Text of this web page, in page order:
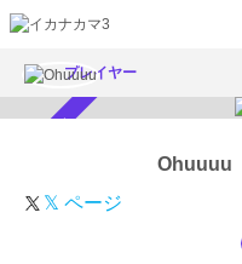
プレイヤー
Ohuuuu
𝕏 ページ